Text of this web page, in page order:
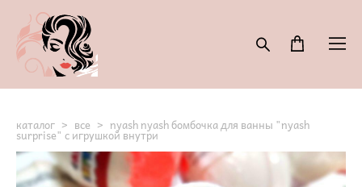
каталог > все > nyash nyash бомбочка для ванны "nyash
surprise" с игрушкой внутри